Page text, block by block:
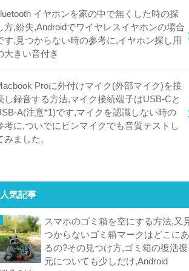
イヤホンを家の中で無くした時の探
方,紛失,Androidでワイヤレスイヤホンの場合
す,見つからない時の参考に,イヤホン探し用
大きい音付き
Proに外付けマイク(外部マイク)を接
し録音する方法,マイク接続端子はUSB-Cと
A(注意*1)です,マイクを認識しない時の
考に,ついでにピンマイクでも音質テストし
みました。
人気記事
スマホのゴミ箱を空にする方法,又
つからないゴミ箱マークはどこにあ
るの?その見つけ方,ゴミ箱の復活復
元についても少しだけ,Android